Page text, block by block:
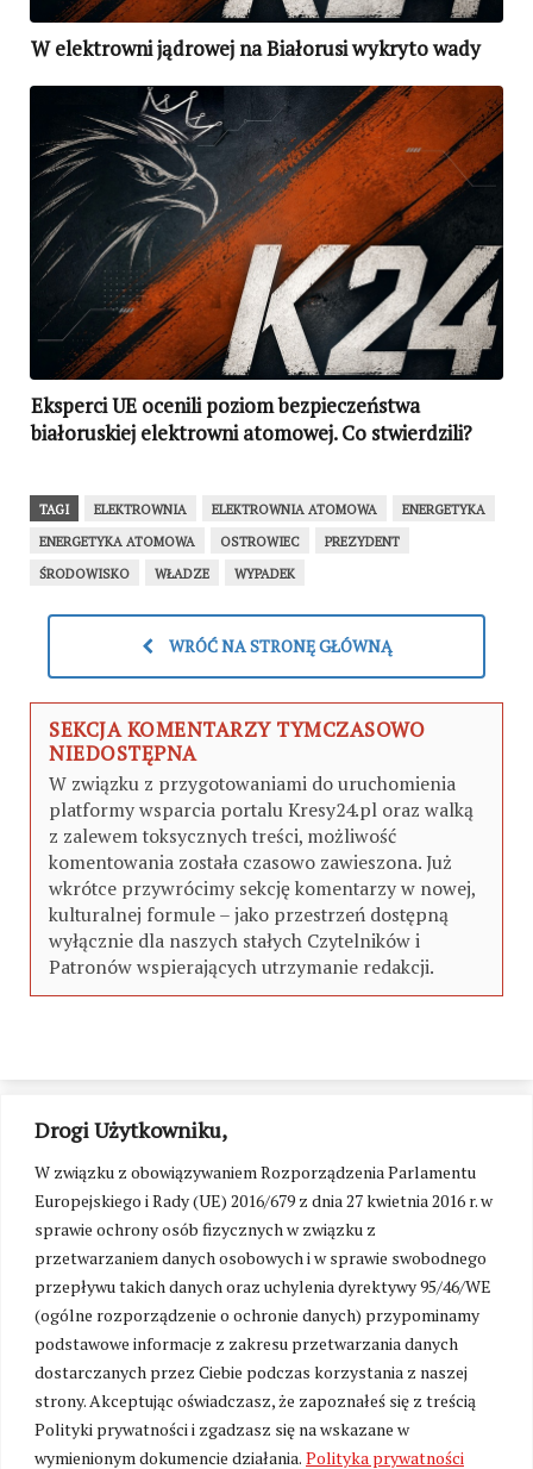
Drogi Użytkowniku,
W związku z obowiązywaniem Rozporządzenia Parlamentu
Europejskiego i Rady (UE) 2016/679 z dnia 27 kwietnia 2016 r. w
sprawie ochrony osób fizycznych w związku z
przetwarzaniem danych osobowych i w sprawie swobodnego
przepływu takich danych oraz uchylenia dyrektywy 95/46/WE
(ogólne rozporządzenie o ochronie danych) przypominamy
podstawowe informacje z zakresu przetwarzania danych
dostarczanych przez Ciebie podczas korzystania z naszej
strony. Akceptując oświadczasz, że zapoznałeś się z treścią
Polityki prywatności i zgadzasz się na wskazane w
wymienionym dokumencie działania. Polityka prywatności
W elektrowni jądrowej na Białorusi wykryto wady
Eksperci UE ocenili poziom bezpieczeństwa
białoruskiej elektrowni atomowej. Co stwierdzili?
TAGI ELEKTROWNIA ELEKTROWNIA ATOMOWA
ENERGETYKA
ENERGETYKA ATOMOWA
OSTROWIEC
PREZYDENT
ŚRODOWISKO
WŁADZE WYPADEK
WRÓĆ NA STRONĘ GŁÓWNĄ
SEKCJA KOMENTARZY TYMCZASOWO
NIEDOSTĘPNA
W związku z przygotowaniami do uruchomienia
platformy wsparcia portalu Kresy24.pl oraz walką
z zalewem toksycznych treści, możliwość
komentowania została czasowo zawieszona. Już
wkrótce przywrócimy sekcję komentarzy w nowej,
kulturalnej formule – jako przestrzeń dostępną
wyłącznie dla naszych stałych Czytelników i
Patronów wspierających utrzymanie redakcji.
Zmień ustawienia cookies